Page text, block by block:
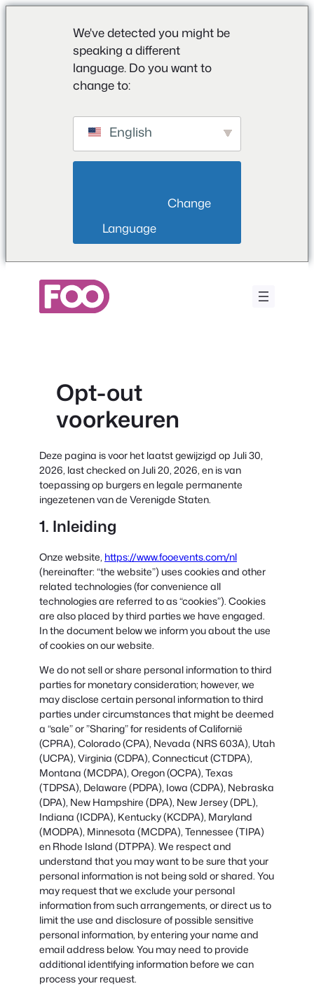
We've detected you might be
speaking a different
language. Do you want to
change to:
English
Language
Opt-out
voorkeuren
Deze pagina is voor het laatst gewijzigd op Juli 30,
2026, last checked on Juli 20, 2026, en is van
toepassing op burgers en legale permanente
ingezetenen van de Verenigde Staten.
1. Inleiding
Onze website, https://www.fooevents.com/nl
(hereinafter: “the website”) uses cookies and other
related technologies (for convenience all
technologies are referred to as “cookies”). Cookies
are also placed by third parties we have engaged.
In the document below we inform you about the use
of cookies on our website.
We do not sell or share personal information to third
parties for monetary consideration; however, we
may disclose certain personal information to third
parties under circumstances that might be deemed
a “sale” or ”Sharing” for residents of Californië
(CPRA), Colorado (CPA), Nevada (NRS 603A), Utah
(UCPA), Virginia (CDPA), Connecticut (CTDPA),
Montana (MCDPA), Oregon (OCPA), Texas
(TDPSA), Delaware (PDPA), Iowa (CDPA), Nebraska
(DPA), New Hampshire (DPA), New Jersey (DPL),
Indiana (ICDPA), Kentucky (KCDPA), Maryland
(MODPA), Minnesota (MCDPA), Tennessee (TIPA)
en Rhode Island (DTPPA). We respect and
understand that you may want to be sure that your
personal information is not being sold or shared. You
may request that we exclude your personal
information from such arrangements, or direct us to
limit the use and disclosure of possible sensitive
personal information, by entering your name and
email address below. You may need to provide
additional identifying information before we can
process your request.